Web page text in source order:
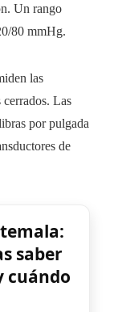
Un rango
80 mmHg.
las
cerrados. Las
por pulgada
de
saber
cuándo